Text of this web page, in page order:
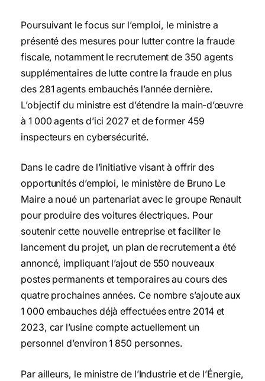
Poursuivant le focus sur l’emploi, le ministre a
présenté des mesures pour lutter contre la fraude
fiscale, notamment le recrutement de 350 agents
supplémentaires de lutte contre la fraude en plus
des 281 agents embauchés l’année dernière.
L’objectif du ministre est d’étendre la main-d’œuvre
à 1 000 agents d’ici 2027 et de former 459
inspecteurs en cybersécurité.
Dans le cadre de l’initiative visant à offrir des
opportunités d’emploi, le ministère de Bruno Le
Maire a noué un partenariat avec le groupe Renault
pour produire des voitures électriques. Pour
soutenir cette nouvelle entreprise et faciliter le
lancement du projet, un plan de recrutement a été
annoncé, impliquant l’ajout de 550 nouveaux
postes permanents et temporaires au cours des
quatre prochaines années. Ce nombre s’ajoute aux
1 000 embauches déjà effectuées entre 2014 et
2023, car l’usine compte actuellement un
personnel d’environ 1 850 personnes.
Par ailleurs, le ministre de l’Industrie et de l’Énergie,